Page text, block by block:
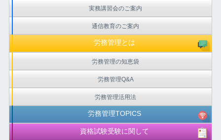
実務講習会のご案内
通信教育のご案内
労務管理とは
労務管理の知恵袋
労務管理Q&A
労務管理活用法
労務管理TOPICS
資格試験受験に関して